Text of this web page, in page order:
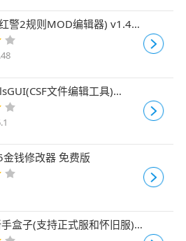
警2规则MOD编辑器) v1.48
文件编辑工具)
钱修改器 免费版
盒子(支持正式服和怀旧服)